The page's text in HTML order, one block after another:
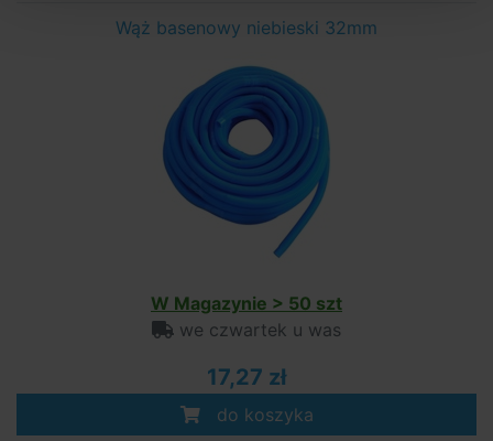
Wąż basenowy niebieski 32mm
W Magazynie > 50 szt
we czwartek u was
17,27 zł
do koszyka